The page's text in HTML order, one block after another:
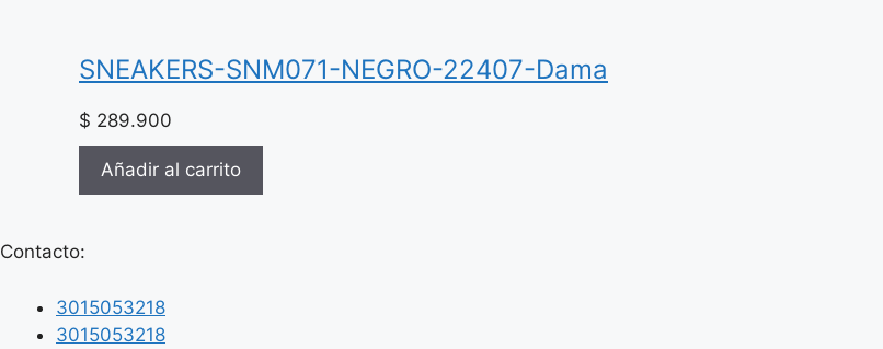
SNEAKERS-SNM071-NEGRO-22407-Dama
$ 289.900
Añadir al carrito
Contacto:
3015053218
3015053218